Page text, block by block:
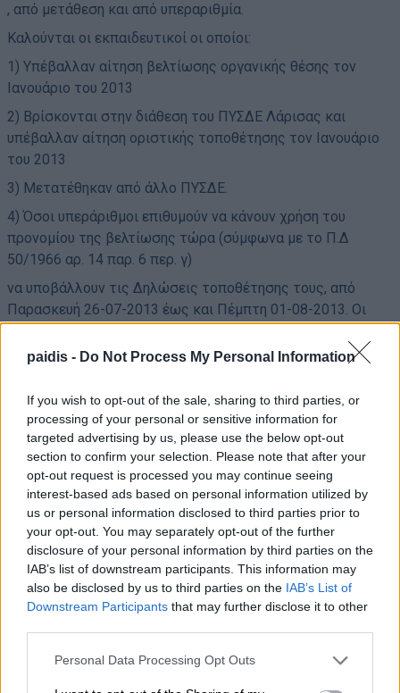
paidis - Do Not Process My Personal Information
If you wish to opt-out of the sale, sharing to third parties, or
processing of your personal or sensitive information for
targeted advertising by us, please use the below opt-out
section to confirm your selection. Please note that after your
opt-out request is processed you may continue seeing
interest-based ads based on personal information utilized by
us or personal information disclosed to third parties prior to
your opt-out. You may separately opt-out of the further
disclosure of your personal information by third parties on the
IAB’s list of downstream participants. This information may
also be disclosed by us to third parties on the IAB’s List of
Downstream Participants that may further disclose it to other
Personal Data Processing Opt Outs
, από μετάθεση και από υπεραριθμία.
Καλούνται οι εκπαιδευτικοί οι οποίοι:
1) Υπέβαλλαν αίτηση βελτίωσης οργανικής θέσης τον
Ιανουάριο του 2013
2) Βρίσκονται στην διάθεση του ΠΥΣΔΕ Λάρισας και
υπέβαλλαν αίτηση οριστικής τοποθέτησης τον Ιανουάριο
του 2013
3) Μετατέθηκαν από άλλο ΠΥΣΔΕ.
4) Όσοι υπεράριθμοι επιθυμούν να κάνουν χρήση του
προνομίου της βελτίωσης τώρα (σύμφωνα με το Π.Δ
50/1966 αρ. 14 παρ. 6 περ. γ)
να υποβάλλουν τις Δηλώσεις τοποθέτησης τους, από
Παρασκευή 26-07-2013 έως και Πέμπτη 01-08-2013. Οι
στη γραμματεία του ΠΥΣΔΕ ΛΑΡΙΣΑΣ από της 09.00π.μ έως
Οι μετατιθέμενοι από άλλο ΠΥΣΔΕ να προσκομίσουν τα
απαραίτητα δικαιολογητικά
α) Πιστοποιητικό εντοπιότητας,
β) συνυπηρέτησης και
γ) πιστοποιητικό οικογενειακής κατάστασης.
Δ) Προγραμματισμός εργασιών ΠΥΣΔΕ
 Η τοποθέτηση εκπ/κών θα γίνει την Τρίτη 06-08-2013.
 Υποβολή αιτήσεων για διόρθωση λαθών θα γίνονται δεκτές από
07-08-2013 μέχρι και 08-08-2013.
Μη χάνετε καμία σημαντική είδηση του